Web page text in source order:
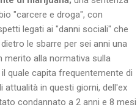
"carcere e droga", con
legati ai "danni sociali" che
le sbarre per sei anni una
merito alla normativa sulla
quale capita frequentemente di
in questi giorni, dell'ex
condannato a 2 anni e 8 mesi